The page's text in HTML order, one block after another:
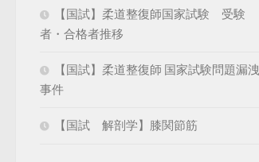
【国試】柔道整復師国家試験 受験
者・合格者推移
【国試】柔道整復師 国家試験問題漏洩
事件
【国試 解剖学】膝関節筋